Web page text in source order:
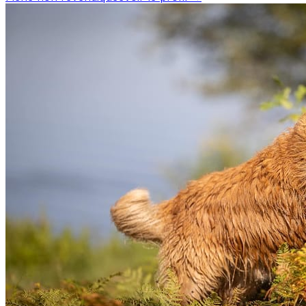
apprécié par les propriétaires de chiens. Découvrez ses
prestations et contactez-le directement depuis sa fiche.
Pension canine Lo Can est un professionnel du service
canin situé à Lacanau. Noté 4.9/5 ⭐⭐⭐⭐⭐ sur Google